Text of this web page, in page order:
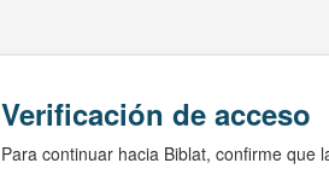
Verificación de acceso
Para continuar hacia Biblat, confirme que